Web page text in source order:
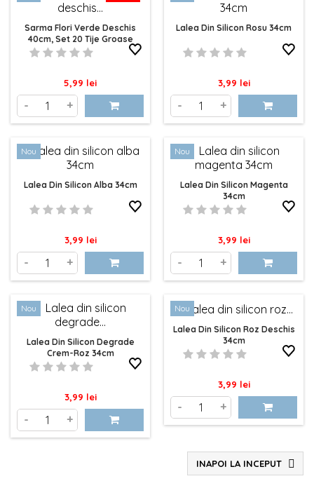
Sarma Flori Verde Deschis
40cm, Set 20 Tije Groase
2mm
Pret
5,99 lei
- +
Lalea Din Silicon Rosu 34cm
Pret
3,99 lei
- +
Nou
Lalea Din Silicon Alba 34cm
Pret
3,99 lei
- +
Nou
Lalea Din Silicon Magenta
34cm
Pret
3,99 lei
- +
Nou
Lalea Din Silicon Degrade
Crem-Roz 34cm
Pret
3,99 lei
- +
Nou
Lalea Din Silicon Roz Deschis
34cm
Pret
3,99 lei
- +
INAPOI LA INCEPUT 